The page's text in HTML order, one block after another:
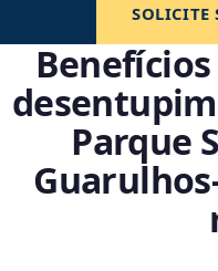
SOLICITE
Parque